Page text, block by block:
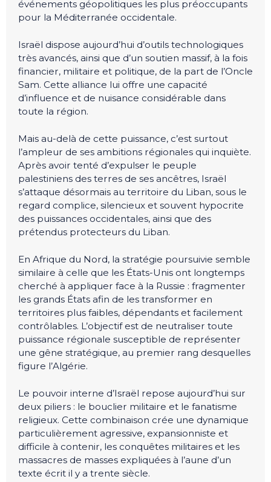
événements géopolitiques les plus préoccupants
pour la Méditerranée occidentale.
Israël dispose aujourd’hui d’outils technologiques
très avancés, ainsi que d’un soutien massif, à la fois
financier, militaire et politique, de la part de l’Oncle
Sam. Cette alliance lui offre une capacité
d’influence et de nuisance considérable dans
toute la région.
Mais au-delà de cette puissance, c’est surtout
l’ampleur de ses ambitions régionales qui inquiète.
Après avoir tenté d’expulser le peuple
palestiniens des terres de ses ancêtres, Israël
s’attaque désormais au territoire du Liban, sous le
regard complice, silencieux et souvent hypocrite
des puissances occidentales, ainsi que des
prétendus protecteurs du Liban.
En Afrique du Nord, la stratégie poursuivie semble
similaire à celle que les États-Unis ont longtemps
cherché à appliquer face à la Russie : fragmenter
les grands États afin de les transformer en
territoires plus faibles, dépendants et facilement
contrôlables. L’objectif est de neutraliser toute
puissance régionale susceptible de représenter
une gêne stratégique, au premier rang desquelles
figure l’Algérie.
Le pouvoir interne d’Israël repose aujourd’hui sur
deux piliers : le bouclier militaire et le fanatisme
religieux. Cette combinaison crée une dynamique
particulièrement agressive, expansionniste et
difficile à contenir, les conquêtes militaires et les
massacres de masses expliquées à l’aune d’un
texte écrit il y a trente siècle.